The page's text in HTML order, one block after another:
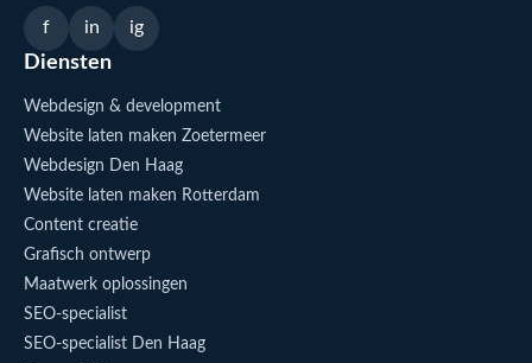
f in ig
Diensten
Webdesign & development
Website laten maken Zoetermeer
Webdesign Den Haag
Website laten maken Rotterdam
Content creatie
Grafisch ontwerp
Maatwerk oplossingen
SEO-specialist
SEO-specialist Den Haag